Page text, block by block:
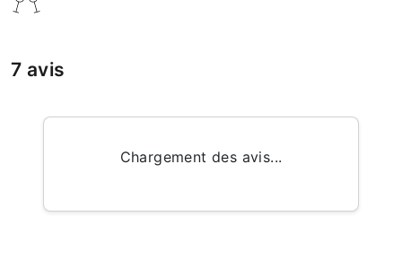
7 avis
Chargement des avis...